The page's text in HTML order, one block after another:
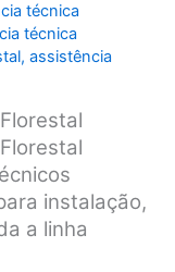
técnica
técnica
,assistência
instalação,
a linha